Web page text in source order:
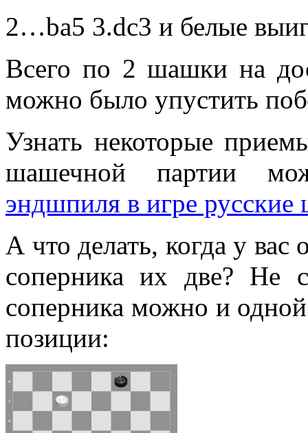
2…ba5 3.dc3 и белые
Всего по 2 шашки на
можно было упустить
Узнать некоторые
шашечной партии
эндшпиля в игре
А что делать, когда у вас
соперника их две? Не
соперника можно и
позиции: